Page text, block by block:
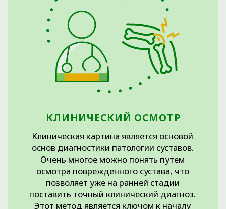
В глобальном смысле выделяют два типа
повреждения менисков: травматические и
Травматическими называют повреждения
менисков, возникающие после травмы
достаточной энергии. Как правило, такие типы
повреждений встречаются преимущественно у
рассмотрении данного повреждения «изнутри»
можно увидеть, что края таких повреждений
имеют четкие очертания и в подавляющем
большинстве хорошо сопоставимы между собой.
ТРАВМАТИЧЕСКИЕ
ПОВРЕЖДЕНИЯ МЕНИСКОВ